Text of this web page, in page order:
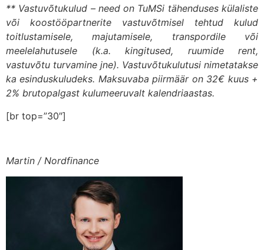
** Vastuvõtukulud – need on TuMSi tähenduses külaliste
või koostööpartnerite vastuvõtmisel tehtud kulud
toitlustamisele, majutamisele, transpordile või
meelelahutusele (k.a. kingitused, ruumide rent,
vastuvõtu turvamine jne). Vastuvõtukulutusi nimetatakse
ka esinduskuludeks. Maksuvaba piirmäär on 32€ kuus +
2% brutopalgast kulumeeruvalt kalendriaastas.
[br top=”30″]
Martin / Nordfinance